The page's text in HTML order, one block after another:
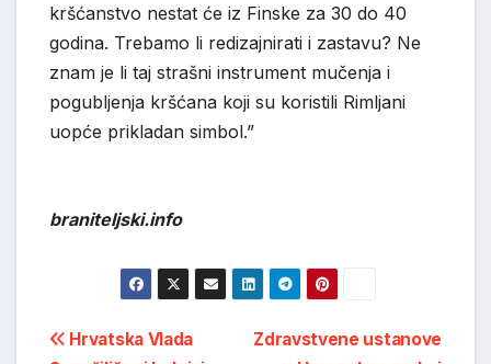
kršćanstvo nestat će iz Finske za 30 do 40
godina. Trebamo li redizajnirati i zastavu? Ne
znam je li taj strašni instrument mučenja i
pogubljenja kršćana koji su koristili Rimljani
uopće prikladan simbol.”
braniteljski.info
Post
Zdravstvene ustanove
Hrvatska Vlada